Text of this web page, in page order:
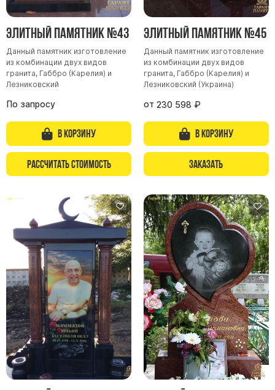
Элитный памятник №43
Данный памятник изготовление
из комбинации двух видов
гранита, Габбро (Карелия) и
Лезниковский
По запросу
В корзину
Рассчитать стоимость
Элитный памятник №45
Данный памятник изготовление
из комбинации двух видов
гранита, Габбро (Карелия) и
Лезниковский (Украина)
от 230 598 ₽
В корзину
Заказать